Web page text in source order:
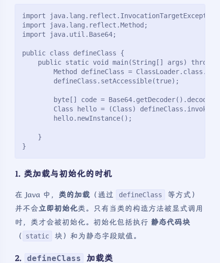
import
import java.lang.reflect.Method;
import java.util.Base64;
public class defineClass {
public static void main(String[] args) throws
Method defineClass =
defineClass.setAccessible(true);
byte[] code =
Class hello = (Class)
hello.newInstance();
}
}
1. 类加载与初始化的时机
在 Java 中， 类的加载 （通过 defineClass
等方式）
并不会立即初始化类。只有当类的构造方法被显式调用
时，类才会被初始化。初始化包括执行 静态代码块
（
static 块）和为静态字段赋值。
2. defineClass 加载类